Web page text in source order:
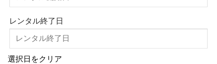
レンタル終了日
選択日をクリア